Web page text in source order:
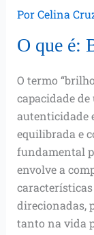
PorCelina
O que é:
O termo
capacidade de
autenticidade
equilibrada e
fundamental
envolve a
direcionadas,
tanto na vida